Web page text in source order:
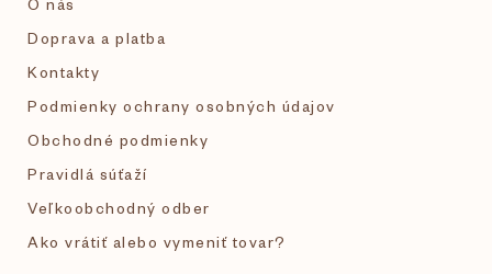
O nás
Doprava a platba
Kontakty
Podmienky ochrany osobných údajov
Obchodné podmienky
Pravidlá súťaží
Veľkoobchodný odber
Ako vrátiť alebo vymeniť tovar?